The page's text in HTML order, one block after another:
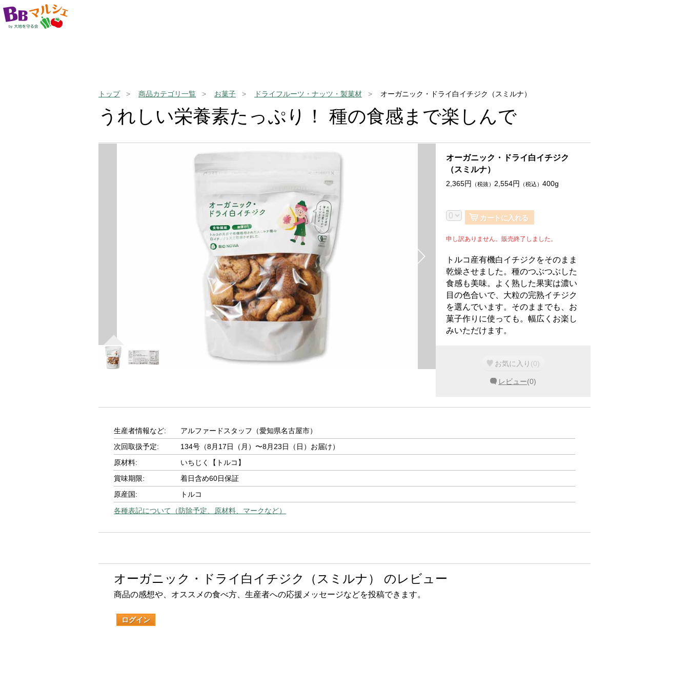
トップ 商品カテゴリ一覧 お菓子 ドライフルーツ・ナッツ・製菓材 オーガニック・ドライ白イチジク（スミルナ）
うれしい栄養素たっぷり！ 種の食感まで楽しんで
オーガニック・ドライ白イチジク
（スミルナ）
2,365円 （税抜） 2,554円 （税込）400g
カートに入れる
申し訳ありません。販売終了しました。
トルコ産有機白イチジクをそのまま
乾燥させました。種のつぶつぶした
食感も美味。よく熟した果実は濃い
目の色合いで、大粒の完熟イチジク
を選んでいます。そのままでも、お
菓子作りに使っても。幅広くお楽し
みいただけます。
お気に入り (0)
レビュー(0)
生産者情報など:
アルファードスタッフ（愛知県名古屋市）
次回取扱予定:
134号（8月17日（月）〜8月23日（日）お届け）
原材料:
いちじく【トルコ】
賞味期限:
着日含め60日保証
原産国:
トルコ
各種表記について（防除予定、原材料、マークなど）
オーガニック・ドライ白イチジク（スミルナ） のレビュー
商品の感想や、オススメの食べ方、生産者への応援メッセージなどを投稿できます。
ログイン